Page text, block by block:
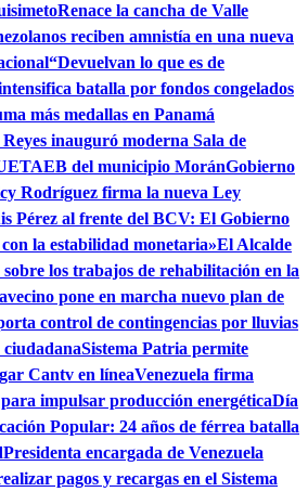
Renace la cancha de Valle
reciben amnistía en una nueva
“Devuelvan lo que es de
batalla por fondos congelados
más medallas en Panamá
inauguró moderna Sala de
del municipio MoránGobierno
Rodríguez firma la nueva Ley
Pérez al frente del BCV: El Gobierno
la estabilidad monetaria»El Alcalde
los trabajos de rehabilitación en la
pone en marcha nuevo plan de
control de contingencias por lluvias
Sistema Patria permite
Cantv en líneaVenezuela firma
impulsar producción energéticaDía
Popular: 24 años de férrea batalla
Presidenta encargada de Venezuela
pagos y recargas en el Sistema